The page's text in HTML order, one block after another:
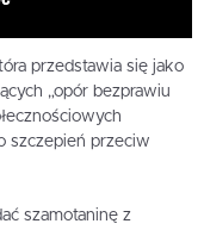
przedstawia się jako
„opór bezprawiu
szczepień przeciw
szamotaninę z